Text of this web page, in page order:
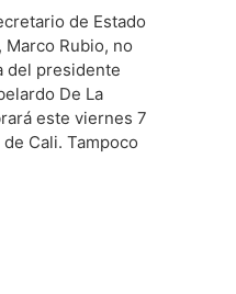
de Estado
Rubio, no
del presidente
De La
este viernes 7
Cali. Tampoco